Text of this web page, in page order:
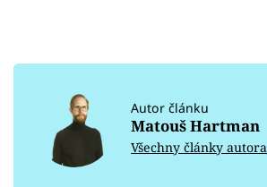
Autor článku
Matouš Hartman
Všechny články autora